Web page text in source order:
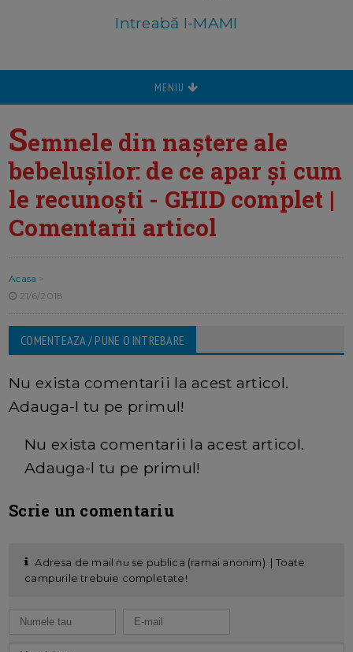
Intreabă I-MAMI
MENIU
Semnele din naștere ale
bebelușilor: de ce apar și cum
le recunoști - GHID complet |
Comentarii articol
Acasa >
21/6/2018
COMENTEAZA / PUNE O INTREBARE
Nu exista comentarii la acest articol.
Adauga-l tu pe primul!
Nu exista comentarii la acest articol.
Adauga-l tu pe primul!
Scrie un comentariu
Adresa de mail nu se publica (ramai anonim). | Toate
campurile trebuie completate!